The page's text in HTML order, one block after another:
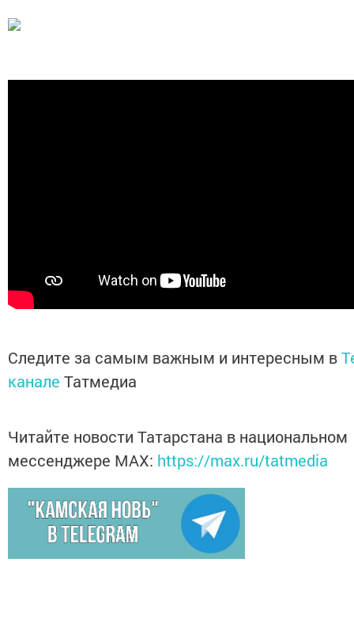
Следите за самым важным и интересным в
канале Татмедиа
Читайте новости Татарстана в национальном
мессенджере MАХ: https://max.ru/tatmedia